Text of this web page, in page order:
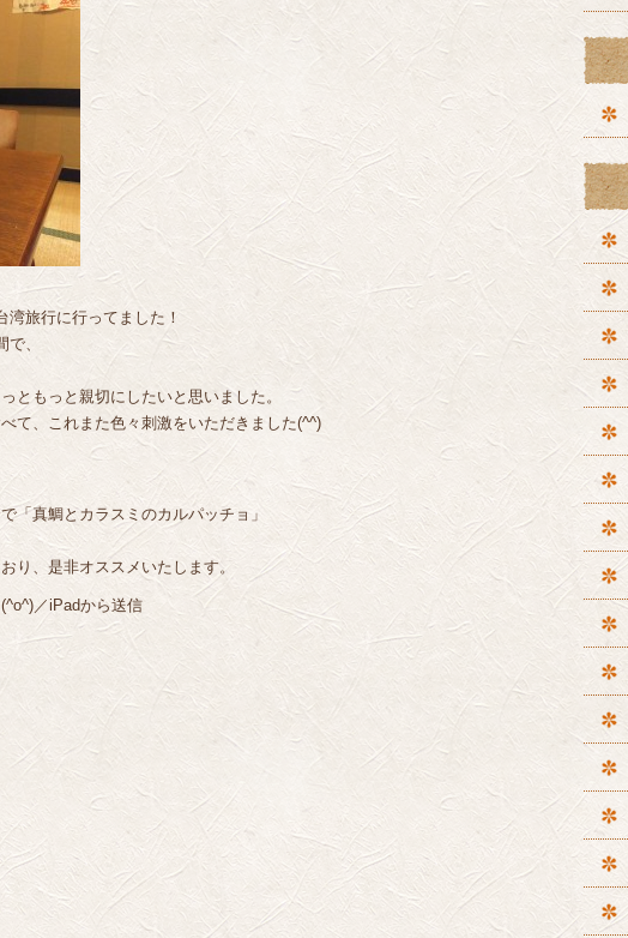
旅行に行ってました！
、
ともっと親切にしたいと思いました。
て、これまた色々刺激をいただきました(^^)
「真鯛とカラスミのカルパッチョ」
り、是非オススメいたします。
／iPadから送信